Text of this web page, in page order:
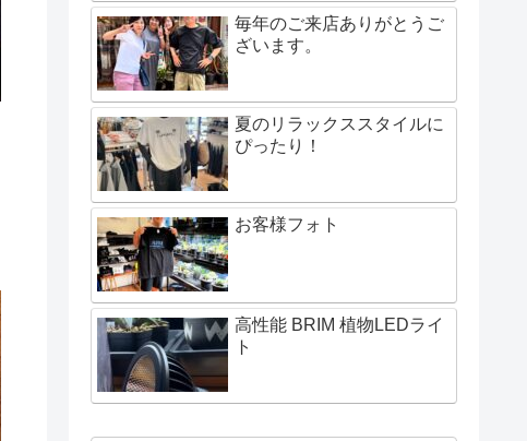
毎年のご来店ありがとうご
ざいます。
夏のリラックススタイルに
ぴったり！
お客様フォト
高性能 BRIM 植物LEDライ
ト